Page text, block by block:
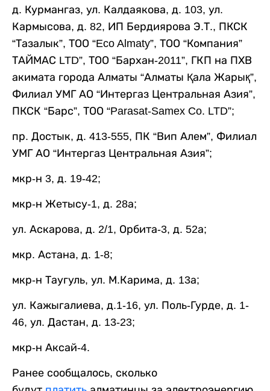
д. Курмангаз, ул. Калдаякова, д. 103, ул.
Кармысова, д. 82, ИП Бердиярова Э.Т., ПКСК
“Тазалык”, ТОО “Eco Almaty”, ТОО “Компания”
ТАЙМАС LTD”, ТОО “Бархан-2011”, ГКП на ПХВ
акимата города Алматы “Алматы Қала Жарық”,
Филиал УМГ АО “Интергаз Центральная Азия”,
ПКСК “Барс”, ТОО “Parasat-Samex Co. LTD”;
пр. Достык, д. 413-555, ПК “Вип Алем”, Филиал
УМГ АО “Интергаз Центральная Азия”;
мкр-н 3, д. 19-42;
мкр-н Жетысу-1, д. 28а;
ул. Аскарова, д. 2/1, Орбита-3, д. 52а;
мкр. Астана, д. 1-8;
мкр-н Таугуль, ул. М.Карима, д. 13а;
ул. Кажыгалиева, д.1-16, ул. Поль-Гурде, д. 1-
46, ул. Дастан, д. 13-23;
мкр-н Аксай-4.
Ранее сообщалось, сколько